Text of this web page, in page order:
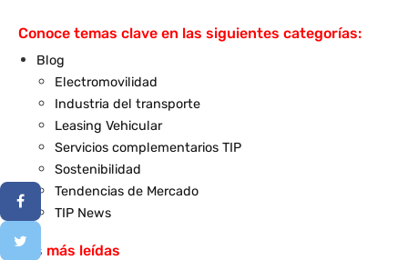
Conoce temas clave en las siguientes categorías:
Blog
Electromovilidad
Industria del transporte
Leasing Vehicular
Servicios complementarios TIP
Sostenibilidad
Tendencias de Mercado
TIP News
Las más leídas